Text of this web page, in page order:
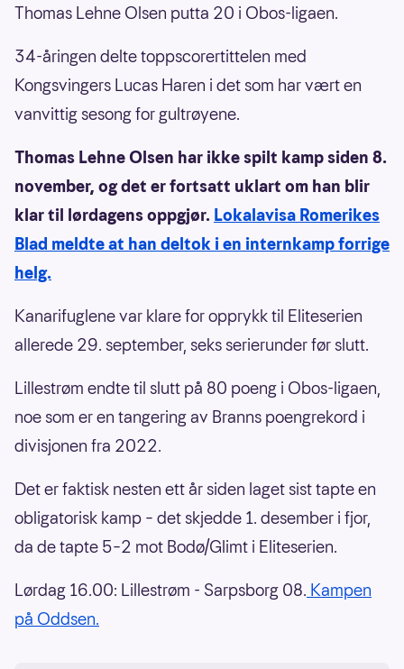
Thomas Lehne Olsen putta 20 i Obos-ligaen.
34-åringen delte toppscorertittelen med
Kongsvingers Lucas Haren i det som har vært en
vanvittig sesong for gultrøyene.
Thomas Lehne Olsen har ikke spilt kamp siden 8.
november, og det er fortsatt uklart om han blir
klar til lørdagens oppgjør. Lokalavisa Romerikes
Blad meldte at han deltok i en internkamp forrige
helg.
Kanarifuglene var klare for opprykk til Eliteserien
allerede 29. september, seks serierunder før slutt.
Lillestrøm endte til slutt på 80 poeng i Obos-ligaen,
noe som er en tangering av Branns poengrekord i
divisjonen fra 2022.
Det er faktisk nesten ett år siden laget sist tapte en
obligatorisk kamp – det skjedde 1. desember i fjor,
da de tapte 5–2 mot Bodø/Glimt i Eliteserien.
Lørdag 16.00: Lillestrøm - Sarpsborg 08. Kampen
på Oddsen.